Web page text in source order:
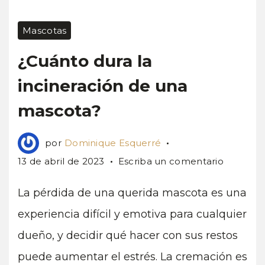
Mascotas
¿Cuánto dura la
incineración de una
mascota?
por Dominique Esquerré
13 de abril de 2023
Escriba un comentario
dura
de
una
La pérdida de una querida mascota es una
experiencia difícil y emotiva para cualquier
dueño, y decidir qué hacer con sus restos
puede aumentar el estrés. La cremación es